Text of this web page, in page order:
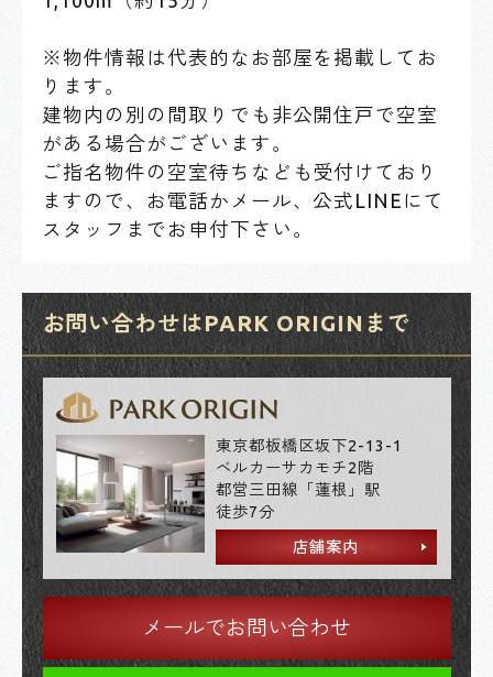
※物件情報は代表的なお部屋を掲載してお
ります。
建物内の別の間取りでも非公開住戸で空室
がある場合がございます。
ご指名物件の空室待ちなども受付けており
ますので、お電話かメール、公式LINEにて
スタッフまでお申付下さい。
お問い合わせはPARK ORIGINまで
東京都板橋区坂下2-13-1
ベルカーサカモチ2階
都営三田線「蓮根」駅
徒歩7分
店舗案内
メールでお問い合わせ